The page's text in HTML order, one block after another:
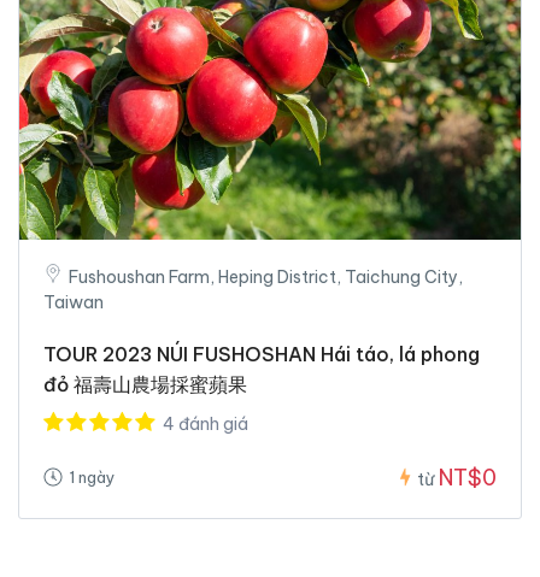
Fushoushan Farm, Heping District, Taichung City,
Taiwan
TOUR 2023 NÚI FUSHOSHAN Hái táo, lá phong
đỏ 福壽山農場採蜜蘋果
4 đánh giá
1 ngày từNT$0